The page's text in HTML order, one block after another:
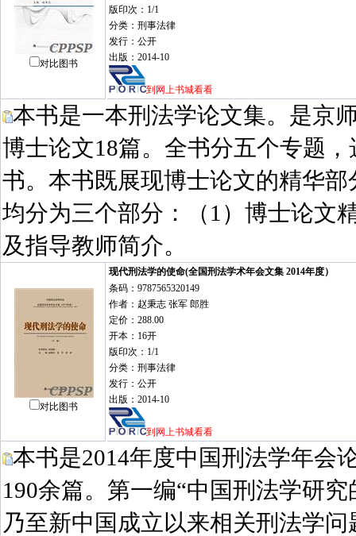
对比图书
版印次：1/1
分类：刑事法律
发行：公开
出版：2014-10
到网上书城看看
本书是一本刑法学论文集。是京
博士论文18篇。全书分五个专题
书。本书既展现博士论文的精华
均分为三个部分：（1）博士论文
及指导教师简介。
对比图书
现代刑法学的使命(全国刑法学术年会文集 2014年度）
条码：9787565320149
作者：赵秉志 张军 郎胜
定价：288.00
开本：16开
版印次：1/1
分类：刑事法律
发行：公开
出版：2014-10
到网上书城看看
本书是2014年度中国刑法学年会
190余篇。第一编“中国刑法学研
乃至新中国成立以来相关刑法学